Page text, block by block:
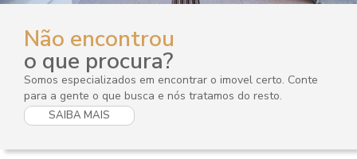
Não encontrou
o que procura?
Somos especializados em encontrar o imovel certo. Conte
para a gente o que busca e nós tratamos do resto.
SAIBA MAIS